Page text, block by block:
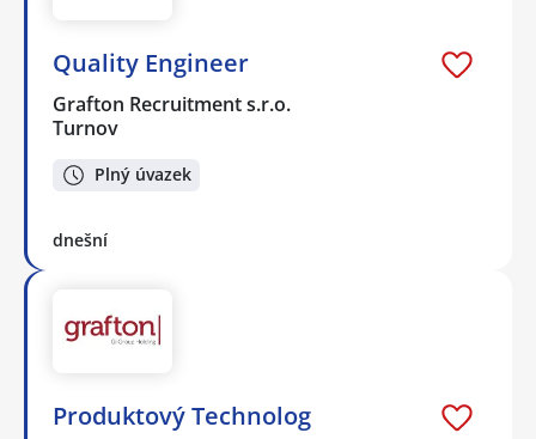
Quality Engineer
Grafton Recruitment s.r.o.
Turnov
Plný úvazek
dnešní
Produktový Technolog